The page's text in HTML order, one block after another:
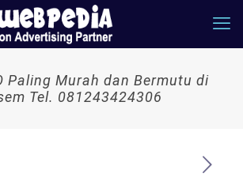
Paling Murah dan Bermutu di
Tel. 081243424306